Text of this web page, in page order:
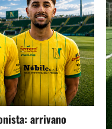
arrivano